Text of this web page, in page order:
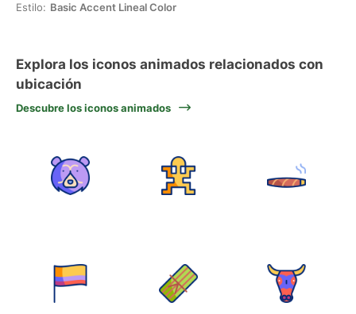
Estilo: Basic Accent Lineal Color
Explora los iconos animados relacionados con
ubicación
Descubre los iconos animados